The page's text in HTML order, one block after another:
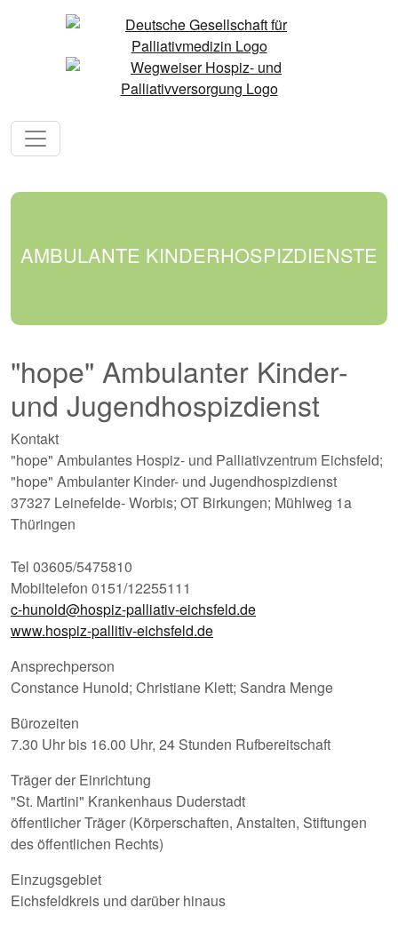
AMBULANTE KINDERHOSPIZDIENSTE
"hope" Ambulanter Kinder-
und Jugendhospizdienst
Kontakt
"hope" Ambulantes Hospiz- und Palliativzentrum Eichsfeld;
"hope" Ambulanter Kinder- und Jugendhospizdienst
37327 Leinefelde- Worbis; OT Birkungen; Mühlweg 1a
Thüringen
Tel 03605/5475810
Mobiltelefon 0151/12255111
c-hunold@hospiz-palliativ-eichsfeld.de
www.hospiz-pallitiv-eichsfeld.de
Ansprechperson
Constance Hunold; Christiane Klett; Sandra Menge
Bürozeiten
7.30 Uhr bis 16.00 Uhr, 24 Stunden Rufbereitschaft
Träger der Einrichtung
"St. Martini" Krankenhaus Duderstadt
öffentlicher Träger (Körperschaften, Anstalten, Stiftungen
des öffentlichen Rechts)
Einzugsgebiet
Eichsfeldkreis und darüber hinaus